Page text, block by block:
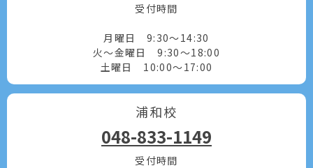
受付時間
月曜日 9:30～14:30
火～金曜日 9:30～18:00
土曜日 10:00～17:00
浦和校
048-833-1149
受付時間